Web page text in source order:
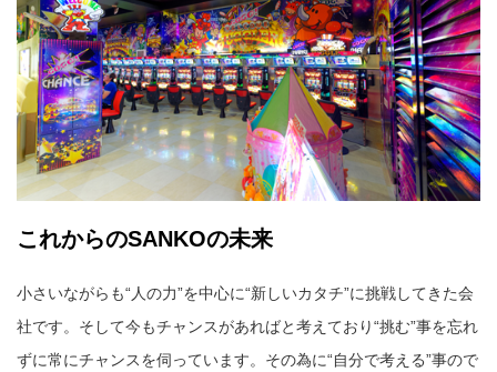
これからのSANKOの未来
小さいながらも“人の力”を中心に“新しいカタチ”に挑戦してきた会
社です。そして今もチャンスがあればと考えており“挑む”事を忘れ
ずに常にチャンスを伺っています。その為に“自分で考える”事ので